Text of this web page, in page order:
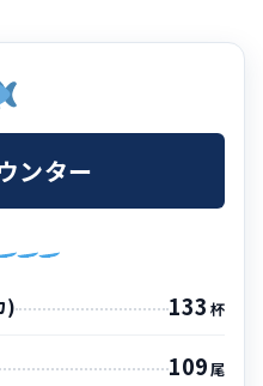
ンター
) 133 杯
109尾